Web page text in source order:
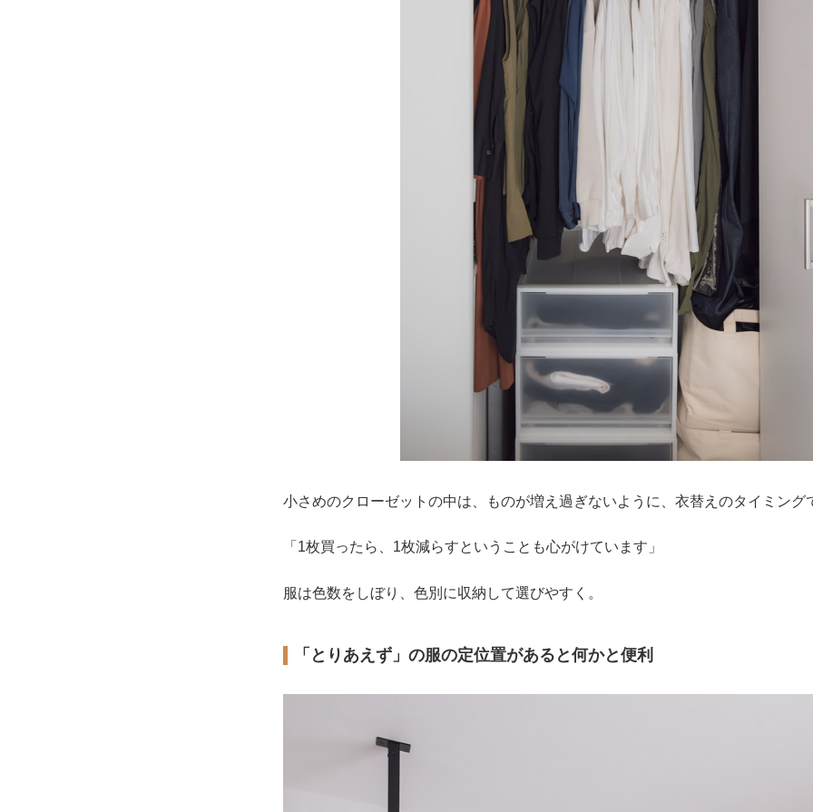
小さめのクローゼットの中は、ものが増え過ぎないように、衣替えのタイミング
「1枚買ったら、1枚減らすということも心がけています」
服は色数をしぼり、色別に収納して選びやすく。
「とりあえず」の服の定位置があると何かと便利